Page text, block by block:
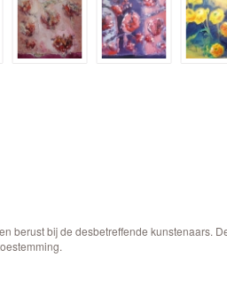
berust bij de desbetreffende kunstenaars.